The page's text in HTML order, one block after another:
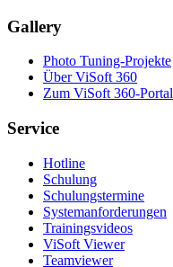
Gallery
Photo Tuning-Projekte
Über ViSoft 360
Zum ViSoft 360-Portal
Service
Hotline
Schulung
Schulungstermine
Systemanforderungen
Trainingsvideos
ViSoft Viewer
Teamviewer